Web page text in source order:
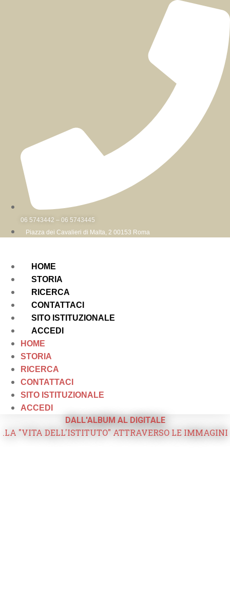
06 5743442 – 06 5743445
Piazza dei Cavalieri di Malta, 2 00153 Roma
HOME
STORIA
RICERCA
CONTATTACI
SITO ISTITUZIONALE
ACCEDI
HOME
STORIA
RICERCA
CONTATTACI
SITO ISTITUZIONALE
ACCEDI
DALL'ALBUM AL DIGITALE
.LA "VITA DELL'ISTITUTO" ATTRAVERSO LE IMMAGINI